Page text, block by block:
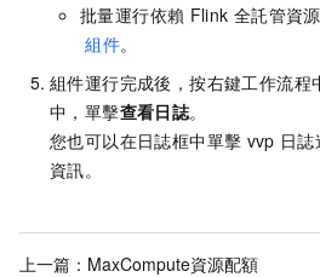
批量運行依賴 Flink 全託管資
組件。
組件運行完成後，按右鍵工作流程
中，單擊查看日誌。
您也可以在日誌框中單擊 vvp 日
資訊。
上一篇： MaxCompute資源配額